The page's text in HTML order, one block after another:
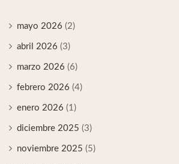
mayo 2026 (2)
abril 2026 (3)
marzo 2026 (6)
febrero 2026 (4)
enero 2026 (1)
diciembre 2025 (3)
noviembre 2025 (5)